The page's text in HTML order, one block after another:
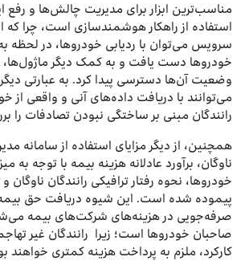
مناسب‌ترین ابزار برای مدیریت چالش‌ها و رفع
استفاده از راهکار هوشمندسازی است، چرا که
سرویس می‌توان با ردیابی خودروها، در لحظه
خودروها دست یافت و به کمک دیگر ماژول‌ها،
وضعیت آن‌ها دسترسی پیدا کرد. به عبارتی
می‌توانند با دریافت داده‌های آنی و واقعی از
رانندگان مبنی بر ساختگی نبودن تصادفات را
همچنین، از دیگر مزایای استفاده از سامانه
ناوگان، برآورد عادلانه هزینه بیمه با توجه به
خودروها، نحوه رفتار ترافیکی رانندگان
پیموده شده است. این شیوه دریافت حق
صرفه‌جویی در هزینه‌های شرکت‌های بیمه
صاحبان خودروها است؛ زیرا رانندگان غیر
کارکرد، ملزم به پرداخت هزینه کمتری خواهند